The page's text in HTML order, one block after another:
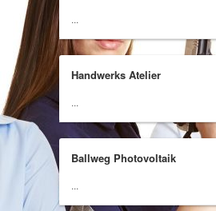
...
Handwerks Atelier
...
Ballweg Photovoltaik
...